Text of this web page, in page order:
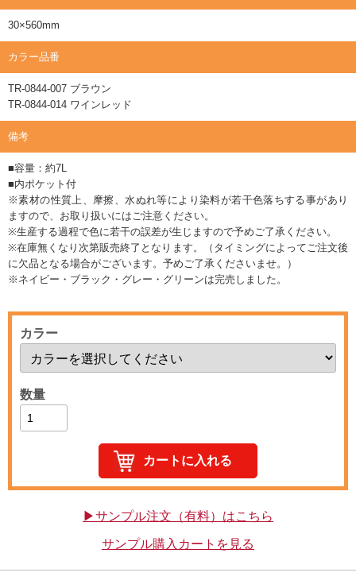
30×560mm
カラー品番
TR-0844-007 ブラウン
TR-0844-014 ワインレッド
備考
■容量：約7L
■内ポケット付
※素材の性質上、摩擦、水ぬれ等により染料が若干色落ちする事があり
ますので、お取り扱いにはご注意ください。
※生産する過程で色に若干の誤差が生じますので予めご了承ください。
※在庫無くなり次第販売終了となります。（タイミングによってご注文後
に欠品となる場合がございます。予めご了承くださいませ。）
※ネイビー・ブラック・グレー・グリーンは完売しました。
カラー
数量
▶サンプル注文（有料）はこちら
サンプル購入カートを見る